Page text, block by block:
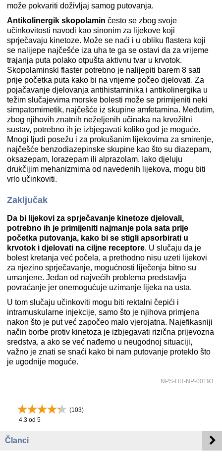
može pokvariti doživljaj samog putovanja.
Antikolinergik skopolamin često se zbog svoje
učinkovitosti navodi kao sinonim za lijekove koji
sprječavaju kinetoze. Može se naći i u obliku flastera koji
se nalijepe najčešće iza uha te ga se ostavi da za vrijeme
trajanja puta polako otpušta aktivnu tvar u krvotok.
Skopolaminski flaster potrebno je nalijepiti barem 8 sati
prije početka puta kako bi na vrijeme počeo djelovati. Za
pojačavanje djelovanja antihistaminika i antikolinergika u
težim slučajevima morske bolesti može se primijeniti neki
simpatomimetik, najčešće iz skupine amfetamina. Međutim,
zbog njihovih znatnih neželjenih učinaka na krvožilni
sustav, potrebno ih je izbjegavati koliko god je moguće.
Mnogi ljudi posežu i za prokušanim lijekovima za smirenje,
najčešće benzodiazepinske skupine kao što su diazepam,
oksazepam, lorazepam ili alprazolam. Iako djeluju
drukčijim mehanizmima od navedenih lijekova, mogu biti
vrlo učinkoviti.
Zaključak
Da bi lijekovi za sprječavanje kinetoze djelovali,
potrebno ih je primijeniti najmanje pola sata prije
početka putovanja, kako bi se stigli apsorbirati u
krvotok i djelovati na ciljne receptore. U slučaju da je
bolest kretanja već počela, a prethodno nisu uzeti lijekovi
za njezino sprječavanje, mogućnosti liječenja bitno su
umanjene. Jedan od najvećih problema predstavlja
povraćanje jer onemogućuje uzimanje lijeka na usta.
U tom slučaju učinkoviti mogu biti rektalni čepići i
intramuskularne injekcije, samo što je njihova primjena
nakon što je put već započeo malo vjerojatna. Najefikasniji
način borbe protiv kinetoza je izbjegavati rizična prijevozna
sredstva, a ako se već nađemo u neugodnoj situaciji,
važno je znati se snaći kako bi nam putovanje proteklo što
je ugodnije moguće.
NPS-HR-NP-00193
(103)
4.3 od 5
Članci